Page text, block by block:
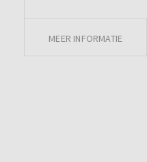
MEER INFORMATIE